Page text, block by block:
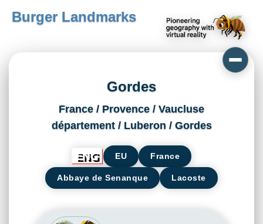
Burger Landmarks
Gordes
France / Provence / Vaucluse
département / Luberon / Gordes
EU France
Abbaye de Senanque Lacoste